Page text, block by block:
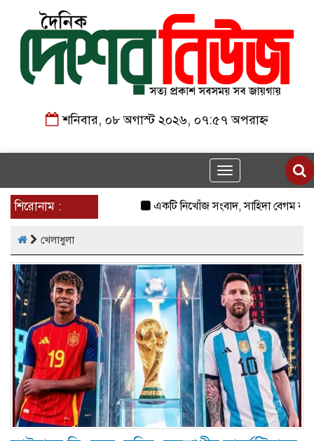
শনিবার, ০৮ অগাস্ট ২০২৬, ০৭:৫৭ অপরাহ্ন
Toggle
navigation
শিরোনাম :
একটি নিখোঁজ সংবাদ, সাহিদা বেগম
খেলাধুলা